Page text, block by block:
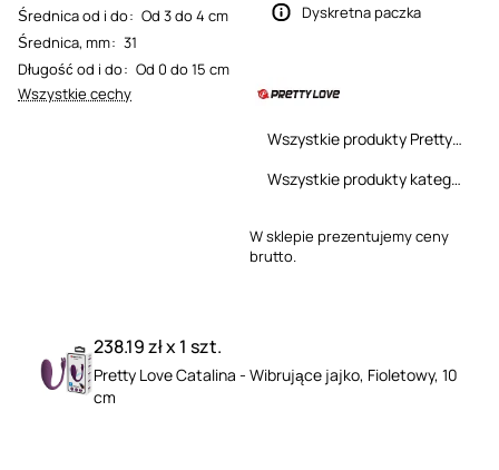
Średnica od i do: Od 3 do 4 cm
Średnica, mm: 31
Długość od i do: Od 0 do 15 cm
Wszystkie cechy
Dyskretna paczka
Wszystkie produkty Pretty Love
Wszystkie produkty kategorii
W sklepie prezentujemy ceny
brutto.
238.19 zł x 1 szt.
Pretty Love Catalina - Wibrujące jajko, Fioletowy, 10
cm